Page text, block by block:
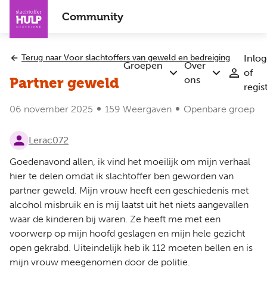
Overslaan
naar
inhoud
gaan
Community
Groepen
Submenu
Over
ons
Submenu
of
Terug naar Voor slachtoffers van geweld en bedreiging
Partner geweld
06 november 2025 159 Weergaven Openbare groep
Lerac072
Goedenavond allen, ik vind het moeilijk om mijn verhaal
hier te delen omdat ik slachtoffer ben geworden van
partner geweld. Mijn vrouw heeft een geschiedenis met
alcohol misbruik en is mij laatst uit het niets aangevallen
waar de kinderen bij waren. Ze heeft me met een
voorwerp op mijn hoofd geslagen en mijn hele gezicht
open gekrabd. Uiteindelijk heb ik 112 moeten bellen en is
mijn vrouw meegenomen door de politie.